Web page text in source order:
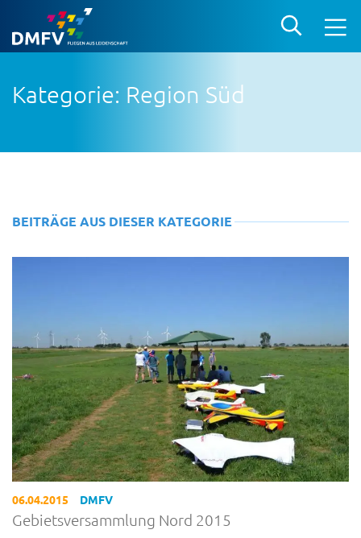
Kategorie: Region Süd
BEITRÄGE AUS DIESER KATEGORIE
06.04.2015 DMFV
Gebietsversammlung Nord 2015